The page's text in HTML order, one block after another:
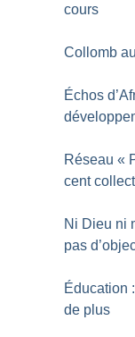
cours
Collomb
Échos
Réseau «
cent
Ni Dieu ni
pas
Éducation
de plus